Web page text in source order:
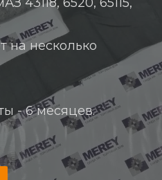
на несколько
- 6 месяцев.